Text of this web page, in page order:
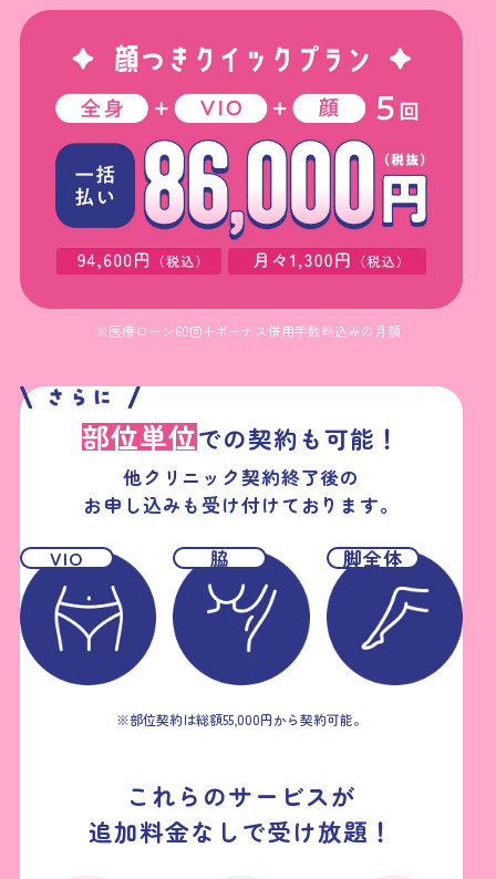
※医療ローン60回+ボーナス併用手数料込みの月額
部位単位での契約も可能！
他クリニック契約終了後の
お申し込みも受け付けております。
VIO 脇 脚全体
※部位契約は総額55,000円から契約可能。
これらのサービスが
追加料金なしで受け放題！